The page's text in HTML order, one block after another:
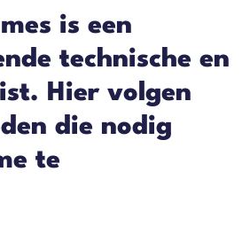
is een
technische en
Hier volgen
die nodig
te